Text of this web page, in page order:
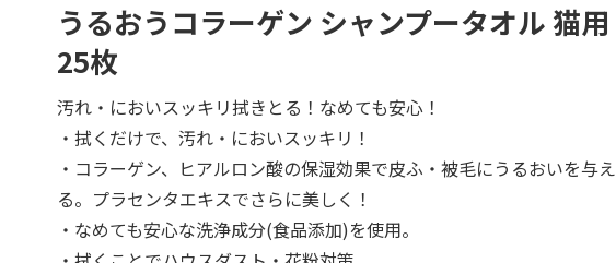
うるおうコラーゲン シャンプータオル 猫用
25枚
汚れ・においスッキリ拭きとる！なめても安心！
・拭くだけで、汚れ・においスッキリ！
・コラーゲン、ヒアルロン酸の保湿効果で皮ふ・被毛にうるおいを与え
る。プラセンタエキスでさらに美しく！
・なめても安心な洗浄成分(食品添加)を使用。